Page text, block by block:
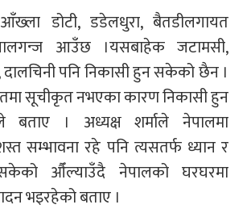
डोटी, डडेलधुरा, बैतडीलगायत
आउँछ ।यसबाहेक जटामसी,
दालचिनी पनि निकासी हुन सकेको छैन ।
सूचीकृत नभएका कारण निकासी हुन
। अध्यक्ष शर्माले नेपालमा
सम्भावना रहे पनि त्यसतर्फ ध्यान र
औँल्याउँदै नेपालको घरघरमा
भइरहेको बताए ।